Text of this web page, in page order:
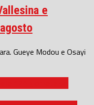
e
Gueye Modou e Osayi